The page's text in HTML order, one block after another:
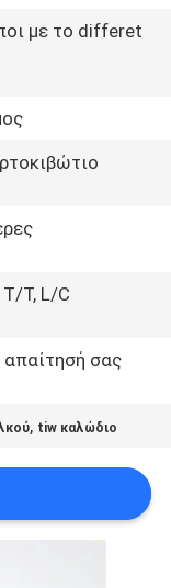
με το differet
T, L/C
απαίτησή σας
, tiw καλώδιο